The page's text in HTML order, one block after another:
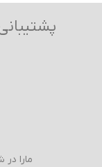
مارا